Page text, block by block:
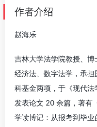
作者介绍
赵海乐
吉林大学法学院教授、
经济法、数字法学，承
科基金两项，于《现代
发表论文 20 余篇，著有
学读博记：从报考到毕